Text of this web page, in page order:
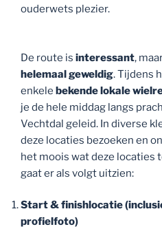
ouderwets plezier.
De route is interessant,
helemaal geweldig. Tijdens
enkele bekende lokale
je de hele middag langs
Vechtdal geleid. In diverse
deze locaties bezoeken en
het moois wat deze locaties
gaat er als volgt uitzien:
Start & finishlocatie
profielfoto)